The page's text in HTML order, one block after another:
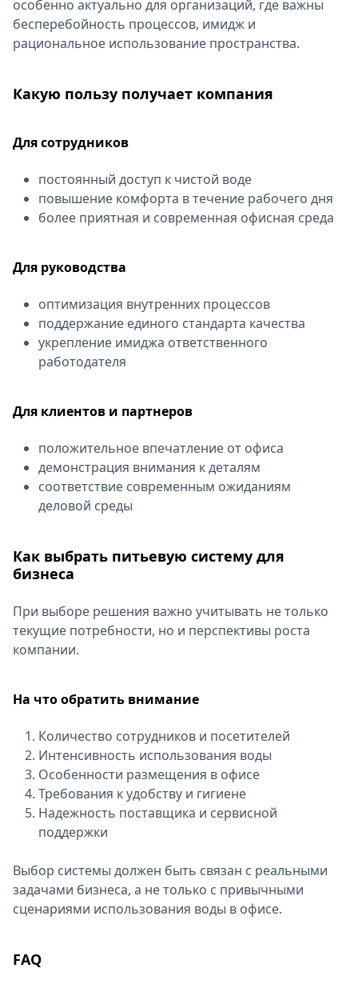
особенно актуально для организаций, где важны
бесперебойность процессов, имидж и
рациональное использование пространства.
Какую пользу получает компания
Для сотрудников
постоянный доступ к чистой воде
повышение комфорта в течение рабочего дня
более приятная и современная офисная среда
Для руководства
оптимизация внутренних процессов
поддержание единого стандарта качества
укрепление имиджа ответственного
работодателя
Для клиентов и партнеров
положительное впечатление от офиса
демонстрация внимания к деталям
соответствие современным ожиданиям
деловой среды
Как выбрать питьевую систему для
бизнеса
При выборе решения важно учитывать не только
текущие потребности, но и перспективы роста
компании.
На что обратить внимание
Количество сотрудников и посетителей
Интенсивность использования воды
Особенности размещения в офисе
Требования к удобству и гигиене
Надежность поставщика и сервисной
поддержки
Выбор системы должен быть связан с реальными
задачами бизнеса, а не только с привычными
сценариями использования воды в офисе.
FAQ